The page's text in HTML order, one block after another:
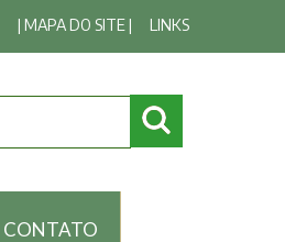
| MAPA DO SITE | LINKS
CONTATO